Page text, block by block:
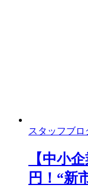
スタッフブロ
【中小
円！“新